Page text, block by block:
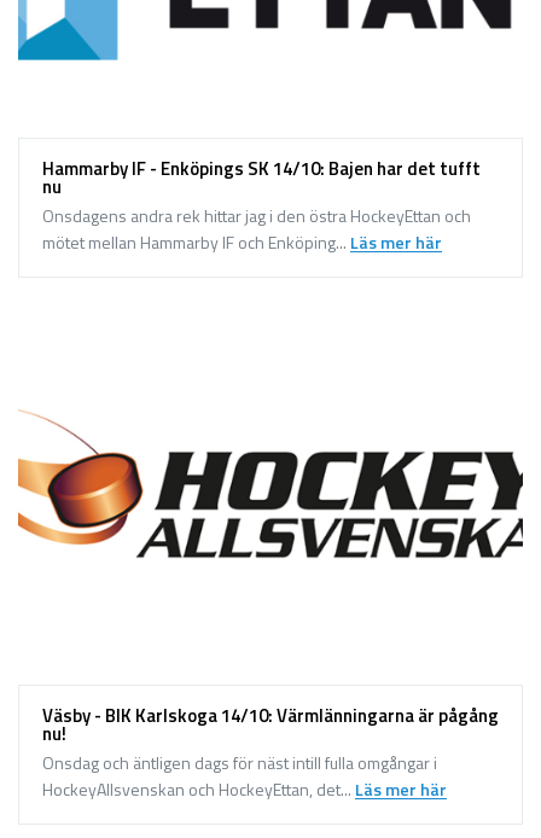
Hammarby IF - Enköpings SK 14/10: Bajen har det tufft
nu
Onsdagens andra rek hittar jag i den östra HockeyEttan och
mötet mellan Hammarby IF och Enköping... Läs mer här
Väsby - BIK Karlskoga 14/10: Värmlänningarna är pågång
nu!
Onsdag och äntligen dags för näst intill fulla omgångar i
HockeyAllsvenskan och HockeyEttan, det... Läs mer här